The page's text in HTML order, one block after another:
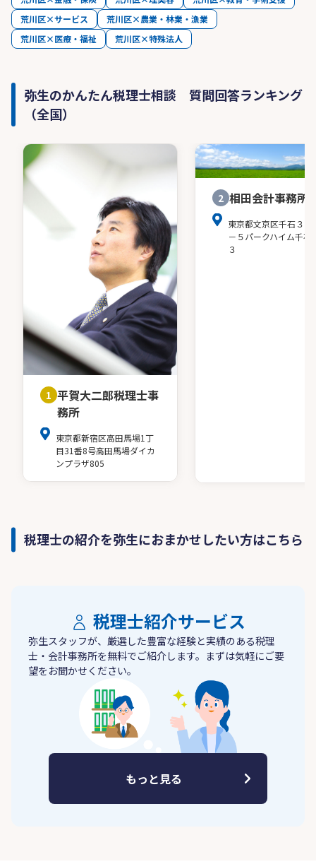
荒川区×サービス
荒川区×農業・林業・漁業
荒川区×医療・福祉
荒川区×特殊法人
弥生のかんたん税理士相談 質問回答ランキング
（全国）
1 平賀大二郎税理士事
務所
東京都新宿区高田馬場1丁
目31番8号高田馬場ダイカ
ンプラザ805
2 相田会計事務所
東京都文京区千石３－
－５パークハイム千石
３
税理士の紹介を弥生におまかせしたい方はこちら
税理士紹介サービス
弥生スタッフが、厳選した豊富な経験と実績のある税理
士・会計事務所を無料でご紹介します。まずは気軽にご要
望をお聞かせください。
もっと見る